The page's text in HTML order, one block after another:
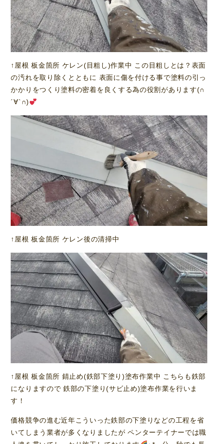
↑屋根 板金箇所 ケレン(目粗し)作業中 この目粗しとは？表面
の汚れを取り除くとともに 表面に傷を付ける事で塗料の引っ
かかりをつくり塗料の密着を良くする為の役割があります(∩
´∀`∩)
↑屋根 板金箇所 ケレン後の清掃中
↑屋根 板金箇所 錆止め(鉄部下塗り)塗布作業中 こちらも鉄部
になりますので 鉄部の下塗り(サビ止め)塗布作業を行いま
す！
価格競争の進む近年こういった鉄部の下塗りなどの工程を省
いてしまう業者が多くなりましたが ペンターテイナーでは職